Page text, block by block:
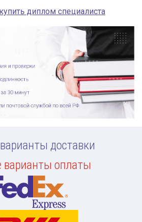
купить диплом специалиста
доставки
оплаты